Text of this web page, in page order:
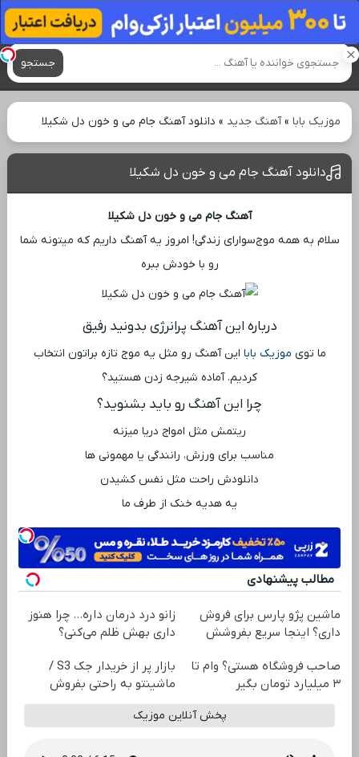
آهنگ های جدید
جستجو
موزیک بابا»آهنگ جدید » دانلود آهنگ جام می و خون دل شکیلا
دانلود آهنگ جام می و خون دل شکیلا
آهنگ جام می و خون دل شکیلا
سلام به همه موج‌سوارای زندگی! امروز یه آهنگ داریم که میتونه شما
رو با خودش ببره
درباره این آهنگ پرانرژی بدونید رفیق
ما توی موزیک بابا این آهنگ رو مثل یه موج تازه براتون انتخاب
کردیم. آماده شیرجه زدن هستید؟
چرا این آهنگ رو باید بشنوید؟
ریتمش مثل امواج دریا میزنه
مناسب برای ورزش، رانندگی یا مهمونی ‌ها
دانلودش راحت مثل نفس کشیدن
یه هدیه خنک از طرف ما
مطالب پیشنهادی
ماشین پژو پارس برای فروش
داری؟ اینجا سریع بفروشش
زانو درد درمان داره… چرا هنوز
داری بهش ظلم می‌کنی؟
صاحب فروشگاه هستی؟ وام تا
۳ میلیارد تومان بگیر
بازار پر از خریدار جک S3 /
ماشینتو به راحتی بفروش
پخش آنلاین موزیک